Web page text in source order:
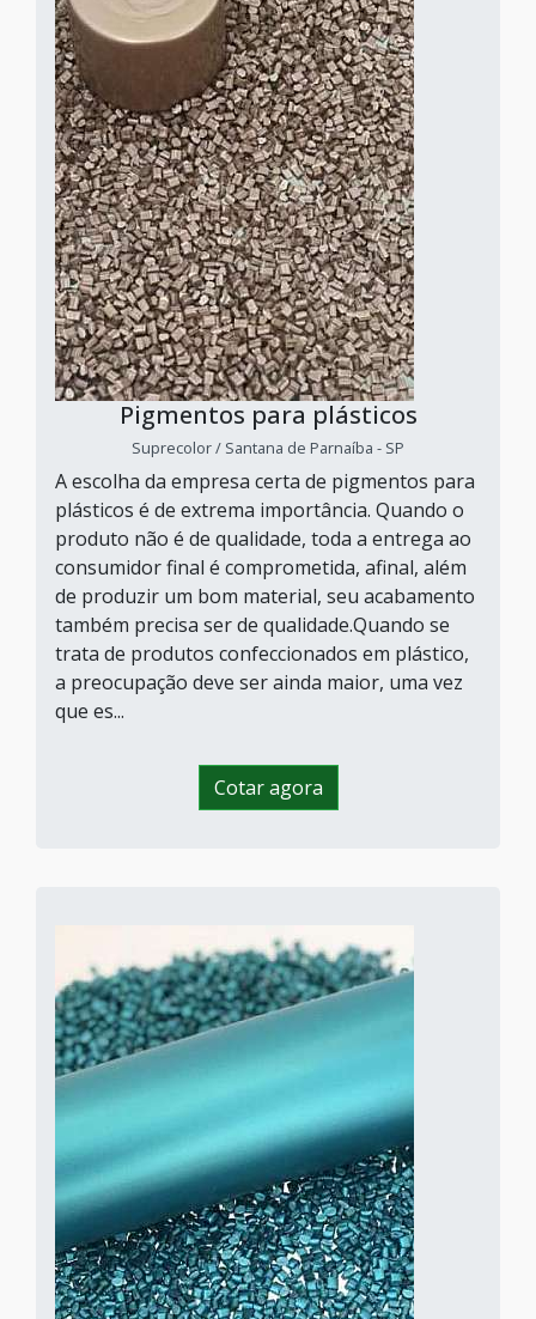
Pigmentos para plásticos
Suprecolor / Santana de Parnaíba - SP
A escolha da empresa certa de pigmentos para
plásticos é de extrema importância. Quando o
produto não é de qualidade, toda a entrega ao
consumidor final é comprometida, afinal, além
de produzir um bom material, seu acabamento
também precisa ser de qualidade.Quando se
trata de produtos confeccionados em plástico,
a preocupação deve ser ainda maior, uma vez
que es...
Cotar agora